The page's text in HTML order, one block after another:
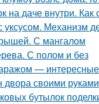
на даче внутри.
уксусом. Механизм
С мангалом
С полом и без
—
своими
бутылок